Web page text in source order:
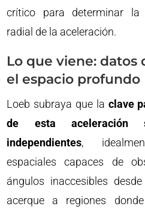
crítico para determinar la
radial de la aceleración.
Lo que viene: datos
el espacio profundo
Loeb subraya que la clave
de esta aceleración
independientes,
espaciales capaces de
ángulos inaccesibles
acerque a regiones